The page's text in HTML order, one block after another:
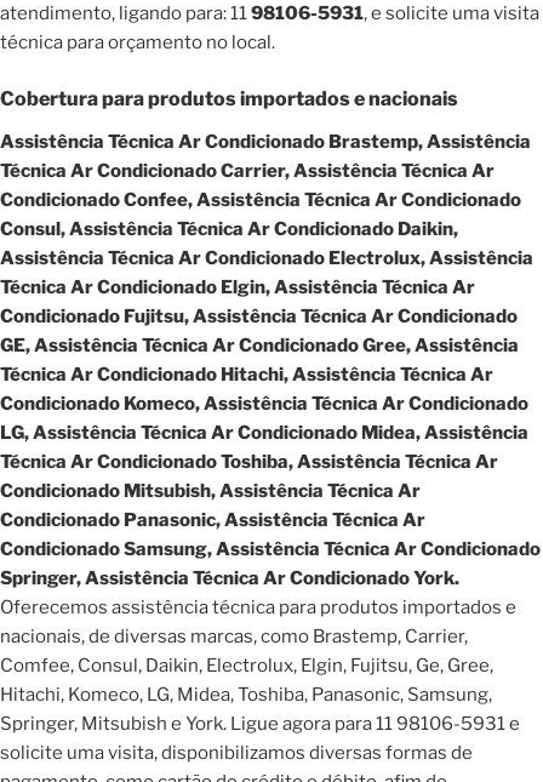
atendimento, ligando para: 1198106-5931, e solicite uma visita
técnica para orçamento no local.
Cobertura para produtos importados e nacionais
Assistência Técnica Ar Condicionado Brastemp, Assistência
Técnica Ar Condicionado Carrier, Assistência Técnica Ar
Condicionado Confee, Assistência Técnica Ar Condicionado
Consul, Assistência Técnica Ar Condicionado Daikin,
Assistência Técnica Ar Condicionado Electrolux, Assistência
Técnica Ar Condicionado Elgin, Assistência Técnica Ar
Condicionado Fujitsu, Assistência Técnica Ar Condicionado
GE, Assistência Técnica Ar Condicionado Gree, Assistência
Técnica Ar Condicionado Hitachi, Assistência Técnica Ar
Condicionado Komeco, Assistência Técnica Ar Condicionado
LG, Assistência Técnica Ar Condicionado Midea, Assistência
Técnica Ar Condicionado Toshiba, Assistência Técnica Ar
Condicionado Mitsubish, Assistência Técnica Ar
Condicionado Panasonic, Assistência Técnica Ar
Condicionado Samsung, Assistência Técnica Ar Condicionado
Springer, Assistência Técnica Ar Condicionado York.
Oferecemos assistência técnica para produtos importados e
nacionais, de diversas marcas, como Brastemp, Carrier,
Comfee, Consul, Daikin, Electrolux, Elgin, Fujitsu, Ge, Gree,
Hitachi, Komeco, LG, Midea, Toshiba, Panasonic, Samsung,
Springer, Mitsubish e York. Ligue agora para 11 98106-5931 e
solicite uma visita, disponibilizamos diversas formas de